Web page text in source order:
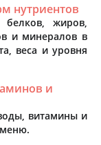
нутриентов
белков, жиров,
и минералов в
веса и уровня
и
витамины и